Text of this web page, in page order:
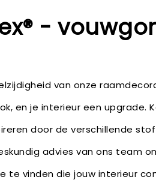
-
van onze
en je interieur een upgrade.
door de verschillende
advies van ons team
te vinden die jouw interieur